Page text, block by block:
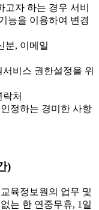
자 하는 경우 서비
능을 이용하여 변경
분, 이메일
비스 권한설정을 위
처
정하는 경미한 사항
)
육정보원의 업무 및
는 한 연중무휴, 1일